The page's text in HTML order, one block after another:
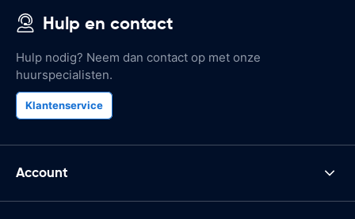
Hulp en contact
Hulp nodig? Neem dan contact op met onze
huurspecialisten.
Klantenservice
Account